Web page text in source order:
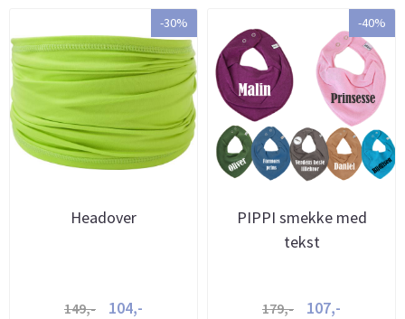
-30%
Headover
149,- 104,-
-40%
PIPPI smekke med
tekst
179,- 107,-